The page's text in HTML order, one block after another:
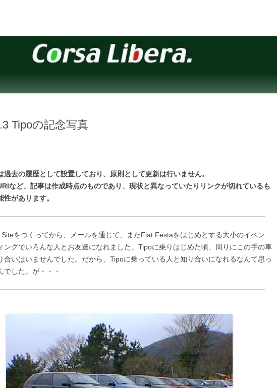
Tipoの記念写真
過去の履歴として設置しており、原則として更新は行いません。
など、記事は作成時点のものであり、現状と異なっていたりリンクが切れているも
性があります。
をつくってから、メールを通じて、またFiat Festaをはじめとする大小のイベン
ングでいろんな人とお友達になれました。Tipoに乗りはじめた頃、周りにこの手の車
合いはいませんでした。だから、Tipoに乗っている人と知り合いになれるなんて思っ
でした。が・・・